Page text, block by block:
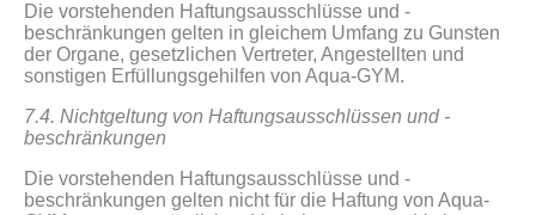
Die vorstehenden Haftungsausschlüsse und -
beschränkungen gelten in gleichem Umfang zu Gunsten
der Organe, gesetzlichen Vertreter, Angestellten und
sonstigen Erfüllungsgehilfen von Aqua-GYM.
7.4. Nichtgeltung von Haftungsausschlüssen und -
beschränkungen
Die vorstehenden Haftungsausschlüsse und -
beschränkungen gelten nicht für die Haftung von Aqua-